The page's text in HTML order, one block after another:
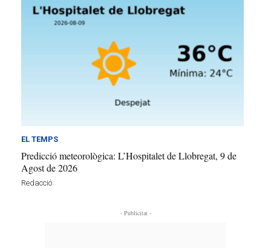
EL TEMPS
Predicció meteorològica: L’Hospitalet de Llobregat, 9 de
Agost de 2026
Redacció
- Publicitat -